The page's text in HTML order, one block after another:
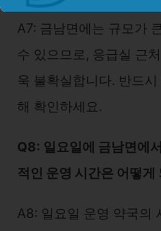
A7: 금남면에는 규모가
수 있으므로, 응급실 근
욱 불확실합니다. 반드
해 확인하세요.
Q8: 일요일에 금남면에
적인 운영 시간은 어떻게
A8: 일요일 운영 약국의